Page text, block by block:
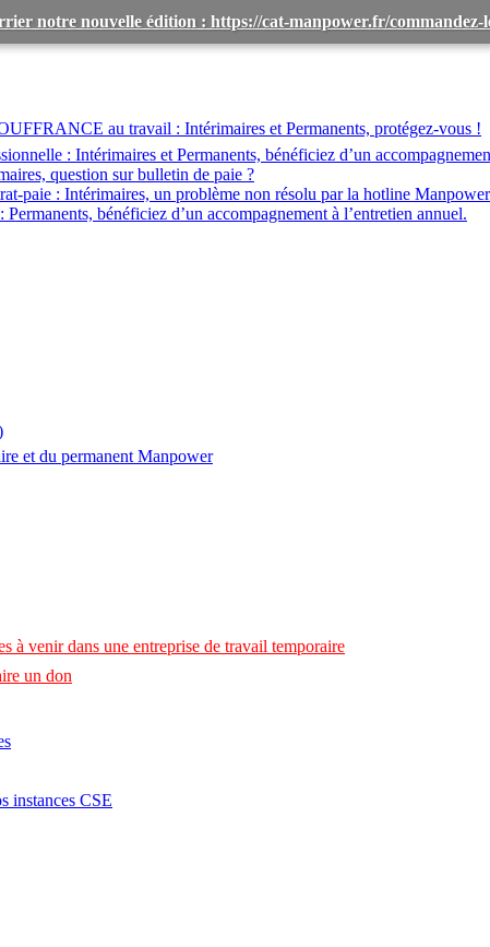
au travail : Intérimaires et Permanents, protégez-vous !
: Intérimaires et Permanents, bénéficiez d’un
question sur bulletin de paie ?
paie : Intérimaires, un problème non résolu par la hotline
Permanents, bénéficiez d’un accompagnement à l’entretien annuel.
et du permanent Manpower
à venir dans une entreprise de travail temporaire
un don
instances CSE
notre nouvelle édition : https://cat-manpower.fr/